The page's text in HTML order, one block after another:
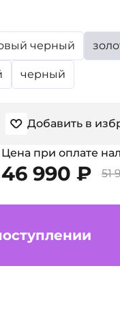
черный
черный
Добавить в
Цена при оплате
46 990 ₽ 51